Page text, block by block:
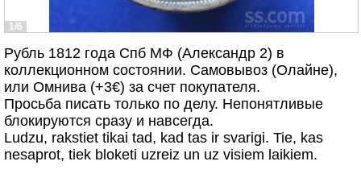
1/6
Рубль 1812 года Спб МФ (Александр 2) в
коллекционном состоянии. Самовывоз (Олайне),
или Омнива (+3€) за счет покупателя.
Просьба писать только по делу. Непонятливые
блокируются сразу и навсегда.
Ludzu, rakstiet tikai tad, kad tas ir svarigi. Tie, kas
nesaprot, tiek bloketi uzreiz un uz visiem laikiem.